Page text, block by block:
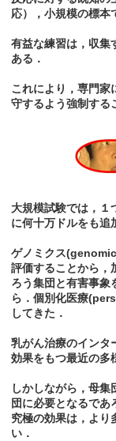
応），小規模の標本
有益な練習は，収集
ある．
これにより，専門家
守するよう強制する
大規模試験では，１
に何十万ドルをも追
ゲノミクス
評価することから，
ろう集団と有害事象
ら．個別化医療
してきた．
乳がん治療のインタ
効果をもつ最近の多
しかしながら，母
団に必要となるであ
究極の効果は，より
い．